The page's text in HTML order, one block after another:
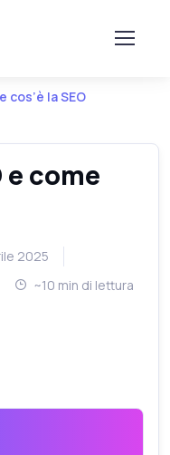
cos’è la SEO
e come
2025
~10 min di lettura